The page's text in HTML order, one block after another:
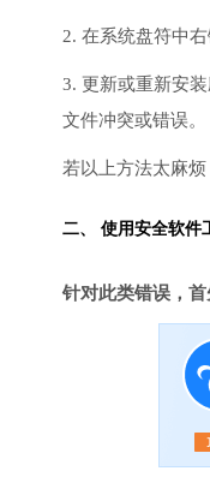
2. 在系统盘符中
3. 更新或重新安
文件冲突或错误。
若以上方法太麻
二、 使用安全软件
针对此类错误，首